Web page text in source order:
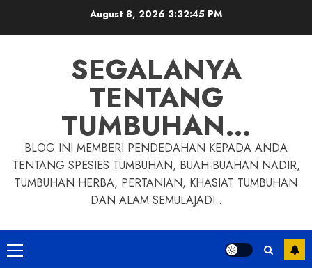
August 8, 2026 3:32:46 PM
SEGALANYA
TENTANG
TUMBUHAN…
BLOG INI MEMBERI PENDEDAHAN KEPADA ANDA
TENTANG SPESIES TUMBUHAN, BUAH-BUAHAN NADIR,
TUMBUHAN HERBA, PERTANIAN, KHASIAT TUMBUHAN
DAN ALAM SEMULAJADI..
Primary